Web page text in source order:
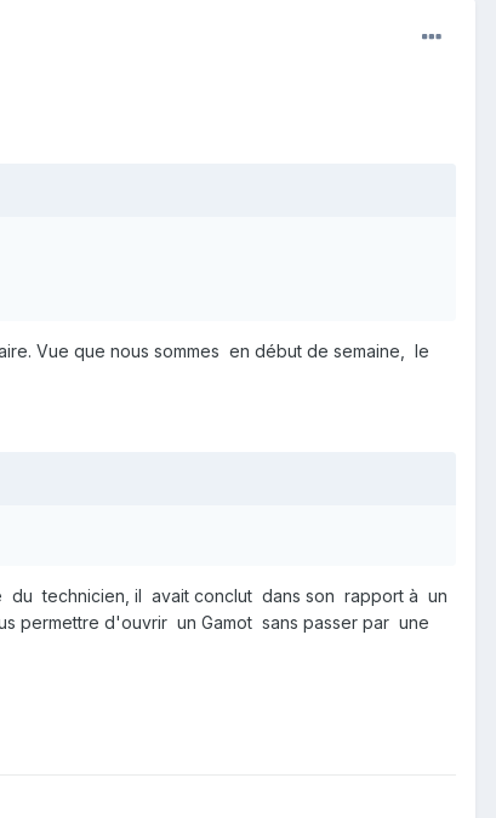
Vue que nous sommes en début de semaine, le
du technicien, il avait conclut dans son rapport à un
permettre d'ouvrir un Gamot sans passer par une